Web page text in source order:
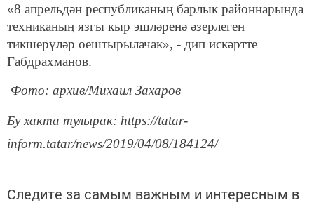
«8 апрельдән республиканың барлык районнарында
техниканың язгы кыр эшләренә әзерлеген
тикшерүләр оештырылачак», - дип искәртте
Габдрахманов.
Фото: архив/Михаил Захаров
Бу хакта тулырак: https://tatar-
inform.tatar/news/2019/04/08/184124/
Следите за самым важным и интересным в